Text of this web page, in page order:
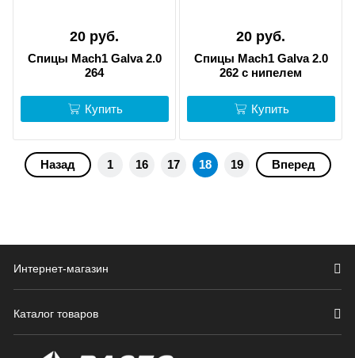
20 руб.
Спицы Mach1 Galva 2.0
264
Купить
20 руб.
Спицы Mach1 Galva 2.0
262 c нипелем
Купить
Назад 1 16 17 18 19 Вперед
Интернет-магазин
Каталог товаров